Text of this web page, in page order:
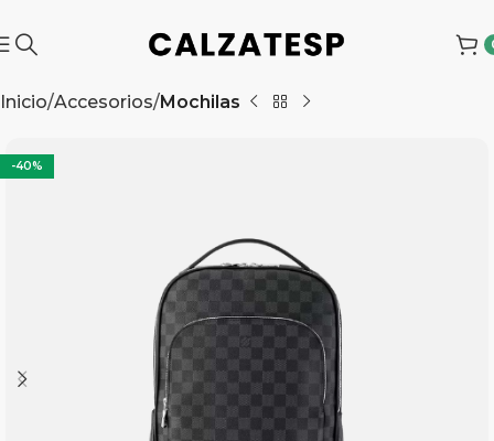
Inicio Accesorios Mochilas
-40%